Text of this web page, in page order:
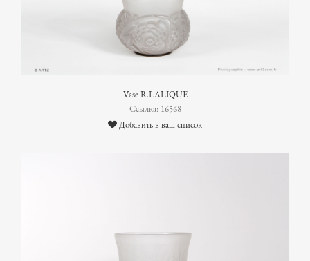
Vase R.LALIQUE
Ссылка: 16568
Добавить в ваш список